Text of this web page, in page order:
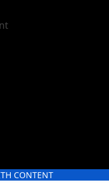
CONTENT